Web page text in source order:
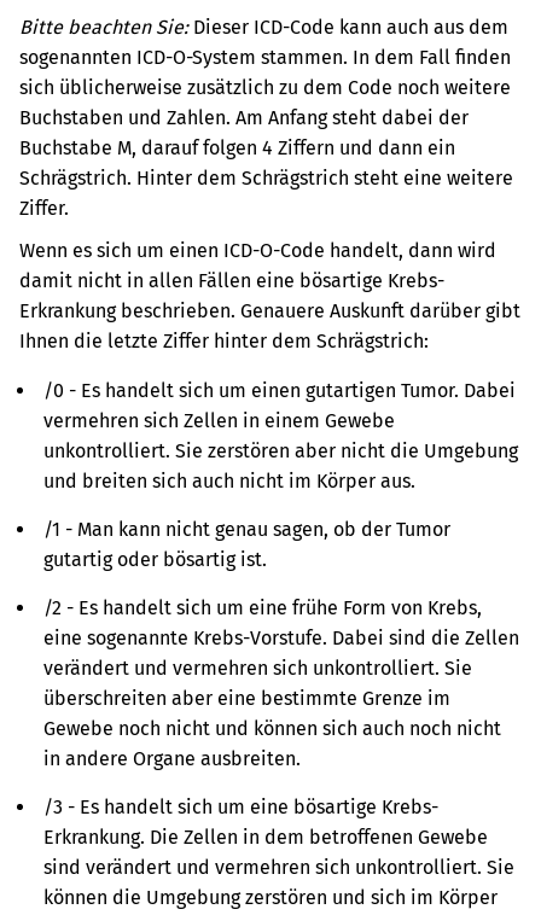
Bitte beachten Sie:Dieser ICD-Code kann auch aus dem
sogenannten ICD-O-System stammen. In dem Fall finden
sich üblicherweise zusätzlich zu dem Code noch weitere
Buchstaben und Zahlen. Am Anfang steht dabei der
Buchstabe M, darauf folgen 4 Ziffern und dann ein
Schrägstrich. Hinter dem Schrägstrich steht eine weitere
Ziffer.
Wenn es sich um einen ICD-O-Code handelt, dann wird
damit nicht in allen Fällen eine bösartige Krebs-
Erkrankung beschrieben. Genauere Auskunft darüber gibt
Ihnen die letzte Ziffer hinter dem Schrägstrich:
/0 - Es handelt sich um einen gutartigen Tumor. Dabei
vermehren sich Zellen in einem Gewebe
unkontrolliert. Sie zerstören aber nicht die Umgebung
und breiten sich auch nicht im Körper aus.
/1 - Man kann nicht genau sagen, ob der Tumor
gutartig oder bösartig ist.
/2 - Es handelt sich um eine frühe Form von Krebs,
eine sogenannte Krebs-Vorstufe. Dabei sind die Zellen
verändert und vermehren sich unkontrolliert. Sie
überschreiten aber eine bestimmte Grenze im
Gewebe noch nicht und können sich auch noch nicht
in andere Organe ausbreiten.
/3 - Es handelt sich um eine bösartige Krebs-
Erkrankung. Die Zellen in dem betroffenen Gewebe
sind verändert und vermehren sich unkontrolliert. Sie
können die Umgebung zerstören und sich im Körper